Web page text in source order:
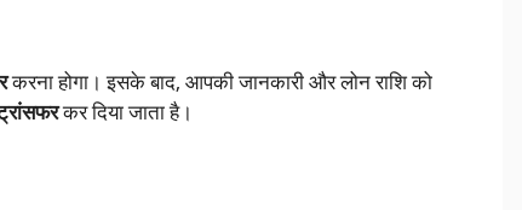
करना होगा। इसके बाद, आपकी जानकारी और लोन राशि को
कर दिया जाता है।